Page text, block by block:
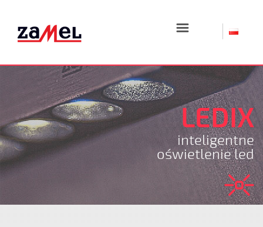
☰
LEDIX
inteligentne
oświetlenie led